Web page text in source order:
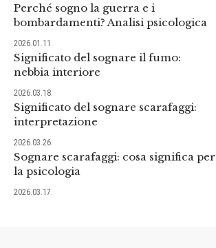
Perché sogno la guerra e i
bombardamenti? Analisi psicologica
2026.01.11.
Significato del sognare il fumo:
nebbia interiore
2026.03.18.
Significato del sognare scarafaggi:
interpretazione
2026.03.26.
Sognare scarafaggi: cosa significa per
la psicologia
2026.03.17.